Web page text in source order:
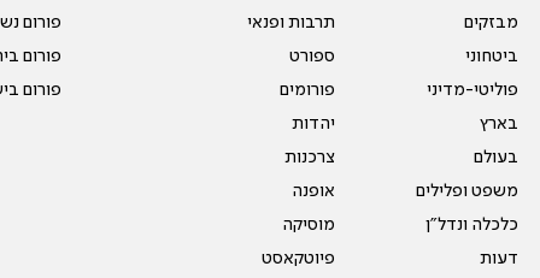
מבזקים
ביטחוני
פוליטי-מדיני
בארץ
בעולם
משפט ופלילים
כלכלה ונדל"ן
דעות
תרבות ופנאי
ספורט
פורומים
יהדות
צרכנות
אופנה
מוסיקה
פיוטקאסט
פורום
פורום
פורום